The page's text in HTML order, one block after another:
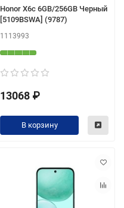
Honor X6c 6GB/256GB Черный
[5109BSWA] (9787)
1113993
13068 ₽
В корзину